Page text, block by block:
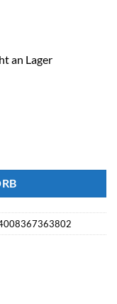
an Lager